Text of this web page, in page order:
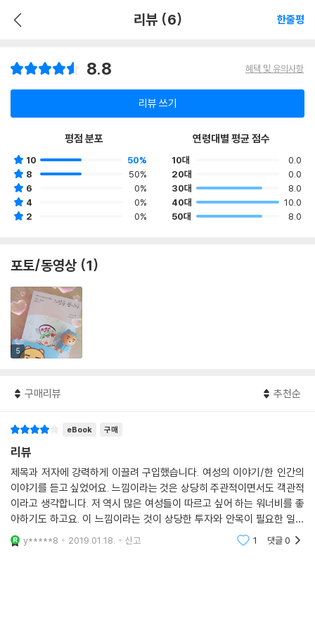
리뷰 (6) 한줄평
8.8 혜택 및 유의사항
리뷰 쓰기
평점 분포
10
50%
8
50%
6
0%
4
0%
2
0%
연령대별 평균 점수
10대
0.0
20대
0.0
30대
8.0
40대
10.0
50대
8.0
포토/동영상 (1)
5
구매리뷰 추천순
eBook 구매
리뷰
제목과 저자에 강력하게 이끌려 구입했습니다. 여성의 이야기/한 인간의
이야기를 듣고 싶었어요. 느낌이라는 것은 상당히 주관적이면서도 객관적
이라고 생각합니다. 저 역시 많은 여성들이 따르고 싶어 하는 워너비를 좋
아하기도 하고요. 이 느낌이라는 것이 상당한 투자와 안목이 필요한 일이
라, 저도 부단히 노력은 하고 있습니다만ㅎㅎ이 책을 읽고 좀 더 저만의 느
낌에 가까워지기를
y*****8 2019.01.18. 신고 1 댓글0